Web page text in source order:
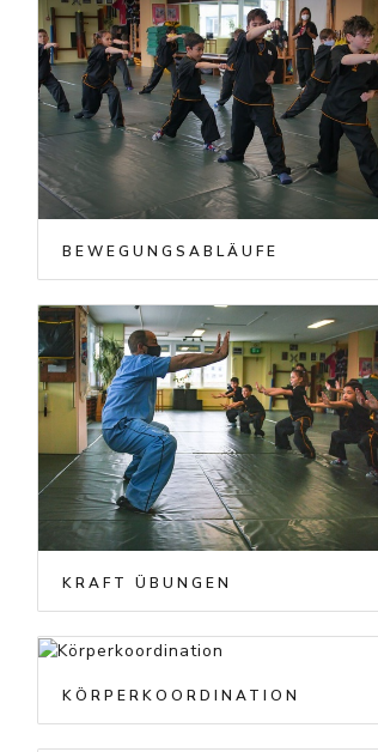
BEWEGUNGSABLÄUFE
KRAFT ÜBUNGEN
KÖRPERKOORDINATION